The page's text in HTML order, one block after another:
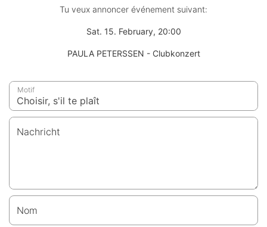
Tu veux annoncer événement suivant:
Sat. 15. February, 20:00
PAULA PETERSSEN - Clubkonzert
Motif
Nachricht
Nom